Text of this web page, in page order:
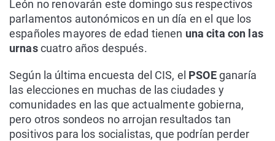
León no renovarán este domingo sus respectivos
parlamentos autonómicos en un día en el que los
españoles mayores de edad tienen una cita con las
urnascuatro años después.
Según la última encuesta del CIS, el PSOEganaría
las elecciones en muchas de las ciudades y
comunidades en las que actualmente gobierna,
pero otros sondeos no arrojan resultados tan
positivos para los socialistas, que podrían perder